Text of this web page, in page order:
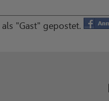
"Gast" gepostet.